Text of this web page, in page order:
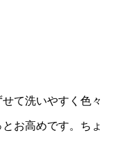
て洗いやすく色々
お高めです。ちょ